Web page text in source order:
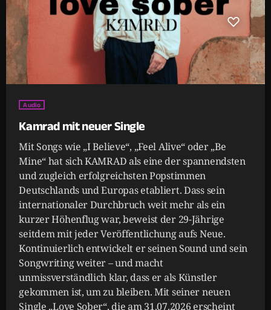
Audio
Kamrad mit neuer Single
Mit Songs wie „I Believe“, „Feel Alive“ oder „Be
Mine“ hat sich KAMRAD als eine der spannendsten
und zugleich erfolgreichsten Popstimmen
Deutschlands und Europas etabliert. Dass sein
internationaler Durchbruch weit mehr als ein
kurzer Höhenflug war, beweist der 29-Jährige
seitdem mit jeder Veröffentlichung aufs Neue.
Kontinuierlich entwickelt er seinen Sound und sein
Songwriting weiter – und macht
unmissverständlich klar, dass er als Künstler
gekommen ist, um zu bleiben. Mit seiner neuen
Single „Love Sober“, die am 31.07.2026 erscheint